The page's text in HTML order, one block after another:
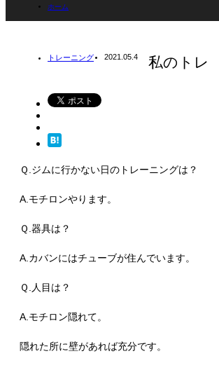
ホーム
トレーニング
トレーニング 2021.05.4 私のトレ
Ｑ.ジムに行かない日のトレーニングは？
A.モチロンやります。
Ｑ.器具は？
A.カバンにはチューブが住んでいます。
Ｑ.人目は？
A.モチロン隠れて。
隠れた所に壁があれば充分です。